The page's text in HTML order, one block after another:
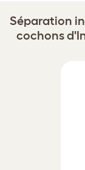
Séparation
cochons